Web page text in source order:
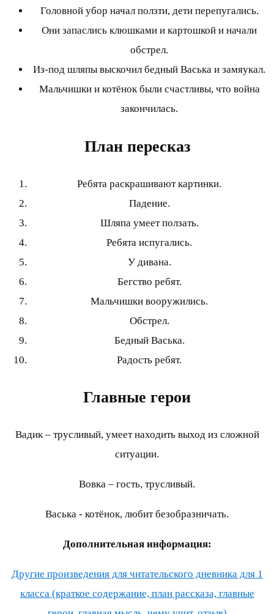
Головной убор начал ползти, дети перепугались.
Они запаслись клюшками и картошкой и начали
обстрел.
Из-под шляпы выскочил бедный Васька и замяукал.
Мальчишки и котёнок были счастливы, что война
закончилась.
План пересказ
Ребята раскрашивают картинки.
Падение.
Шляпа умеет ползать.
Ребята испугались.
У дивана.
Бегство ребят.
Мальчишки вооружились.
Обстрел.
Бедный Васька.
Радость ребят.
Главные герои
Вадик – трусливый, умеет находить выход из сложной
ситуации.
Вовка – гость, трусливый.
Васька - котёнок, любит безобразничать.
Дополнительная информация:
Другие произведения для читательского дневника для 1
класса (краткое содержание, план рассказа, главные